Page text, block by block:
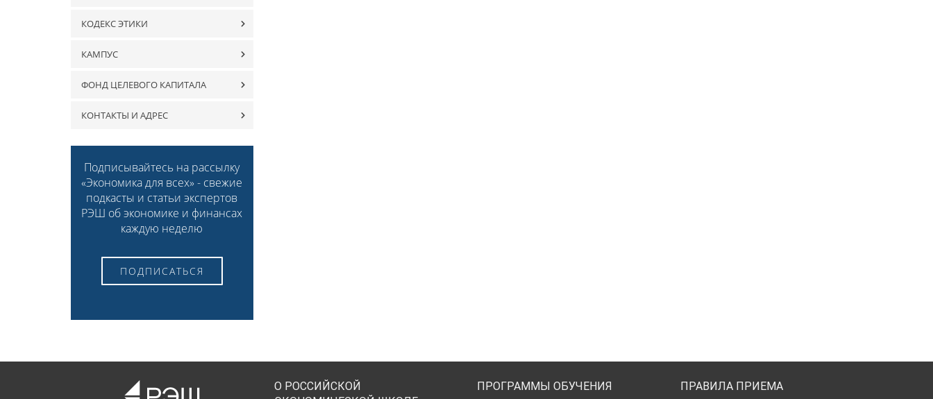
КОДЕКС ЭТИКИ
КАМПУС
ФОНД ЦЕЛЕВОГО КАПИТАЛА
КОНТАКТЫ И АДРЕС
Подписывайтесь на рассылку
«Экономика для всех» - свежие
подкасты и статьи экспертов
РЭШ об экономике и финансах
каждую неделю
ПОДПИСАТЬСЯ
О РОССИЙСКОЙ
ПРОГРАММЫ ОБУЧЕНИЯ ПРАВИЛА ПРИЕМА